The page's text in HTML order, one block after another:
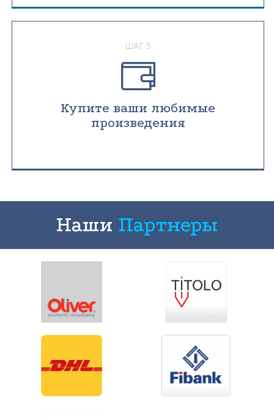
ШАГ 5
Купите ваши любимые
произведения
Наши Партнеры